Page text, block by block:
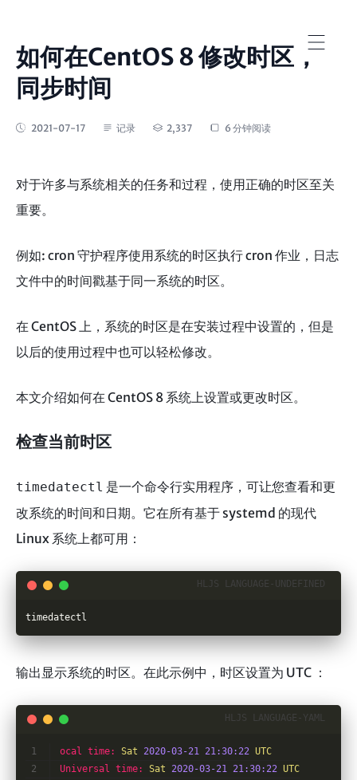
如何在CentOS 8 修改时区，
同步时间
2021-07-17 记录 2,337 6 分钟阅读
对于许多与系统相关的任务和过程，使用正确的时区至关
重要。
例如: cron 守护程序使用系统的时区执行 cron 作业，日志
文件中的时间戳基于同一系统的时区。
在 CentOS 上，系统的时区是在安装过程中设置的，但是
以后的使用过程中也可以轻松修改。
本文介绍如何在 CentOS 8 系统上设置或更改时区。
检查当前时区
timedatectl 是一个命令行实用程序，可让您查看和更
改系统的时间和日期。它在所有基于 systemd 的现代
Linux 系统上都可用：
timedatectl
输出显示系统的时区。在此示例中，时区设置为 UTC ：
ocal time: Sat 2020-03-21 21:30:22 UTC
Universal time:
Sat 2020-03-21 21:30:22 UTC